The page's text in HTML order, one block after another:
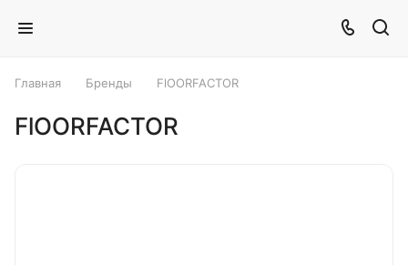
Главная Бренды FlOORFACTOR
FlOORFACTOR